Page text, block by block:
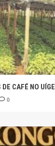
CAFÉ NO UÍGE
0